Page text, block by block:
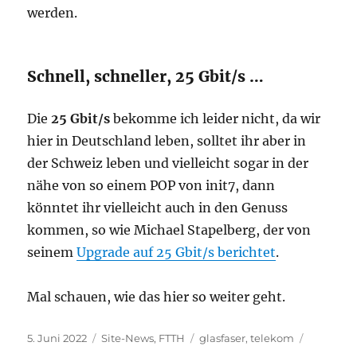
werden.
Schnell, schneller, 25 Gbit/s …
Die25 Gbit/s bekomme ich leider nicht, da wir
hier in Deutschland leben, solltet ihr aber in
der Schweiz leben und vielleicht sogar in der
nähe von so einem POP von init7, dann
könntet ihr vielleicht auch in den Genuss
kommen, so wie Michael Stapelberg, der von
seinemUpgrade auf 25 Gbit/s berichtet.
Mal schauen, wie das hier so weiter geht.
Veröffentlicht
5. Juni 2022 Kategorien
Site-News, FTTH Schlagwörter
glasfaser,telekom